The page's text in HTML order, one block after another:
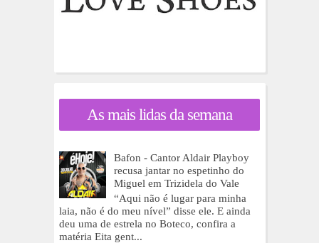
As mais lidas da semana
Bafon - Cantor Aldair Playboy
recusa jantar no espetinho do
Miguel em Trizidela do Vale
“Aqui não é lugar para minha
laia, não é do meu nível” disse ele. E ainda
deu uma de estrela no Boteco, confira a
matéria Eita gent...